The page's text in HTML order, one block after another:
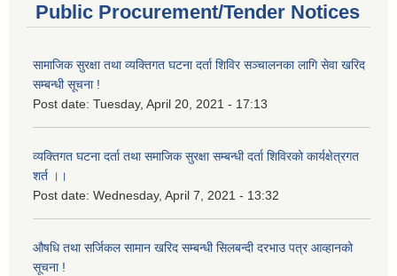
Public Procurement/Tender Notices
सामाजिक सुरक्षा तथा व्यक्तिगत घटना दर्ता शिविर सञ्चालनका लागि सेवा खरिद
सम्बन्धी सूचना !
Post date: Tuesday, April 20, 2021 - 17:13
व्यक्तिगत घटना दर्ता तथा समाजिक सुरक्षा सम्बन्धी दर्ता शिविरको कार्यक्षेत्रगत
शर्त ।।
Post date: Wednesday, April 7, 2021 - 13:32
औषधि तथा सर्जिकल सामान खरिद सम्बन्धी सिलबन्दी दरभाउ पत्र आव्हानको
सूचना !